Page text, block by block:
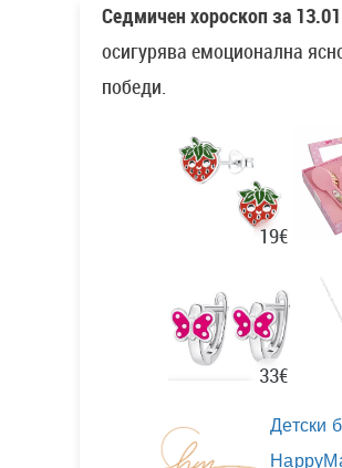
Седмичен хороскоп за
осигурява емоционална
победи.
19€
33€
Детски